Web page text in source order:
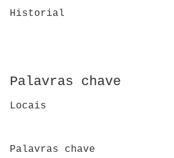
Historial
Palavras chave
Locais
Palavras chave